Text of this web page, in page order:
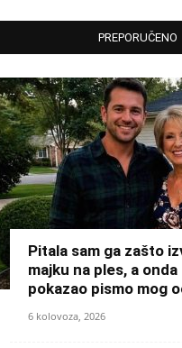
PREPORUČENO
Pitala sam ga zašto
majku na ples, a onda
pokazao pismo mog
6 kolovoza, 2026